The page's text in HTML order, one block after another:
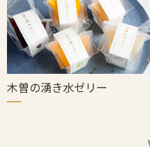
木曽の湧き水ゼリー